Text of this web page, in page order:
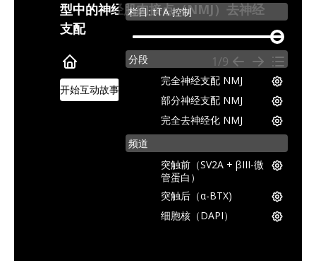
型中的神经肌肉接点（NMJ）去神经
支配
1/9
开始互动故事
栏目: tTA 控制
microscopy-
section-
slider
分段
完全去神经化 NMJ
部分神经支配 NMJ
完全神经支配 NMJ
频道
细胞核（DAPI）
突触后（α-BTX)
突触前（SV2A + βIII-微
管蛋白）